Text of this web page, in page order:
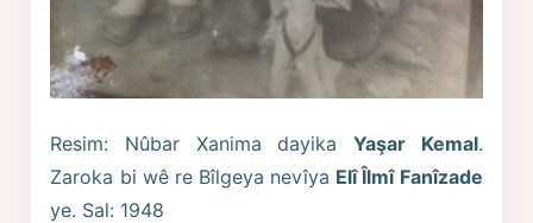
Resim: Nûbar Xanima dayika Yaşar Kemal.
Zaroka bi wê re Bîlgeya nevîya Elî Îlmî Fanîzade
ye. Sal: 1948